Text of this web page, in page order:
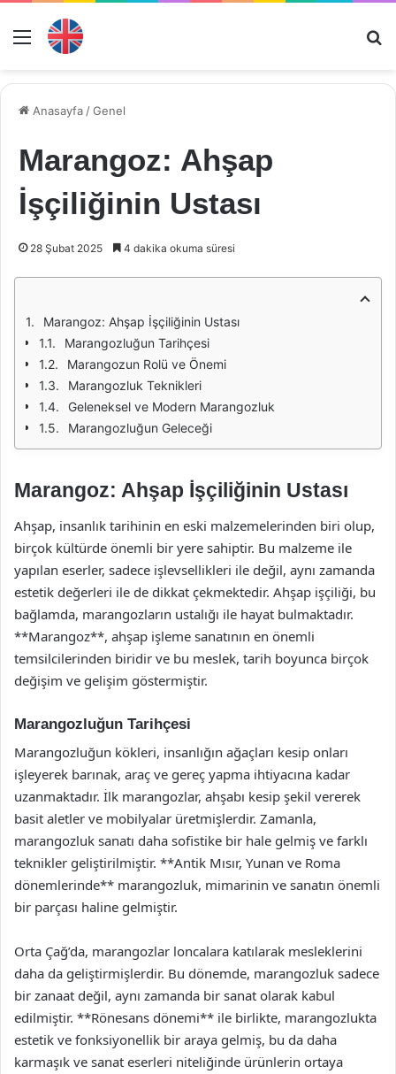
Menü
Anasayfa /Genel
Marangoz: Ahşap
İşçiliğinin Ustası
28 Şubat 2025 4 dakika okuma süresi
Marangoz: Ahşap İşçiliğinin Ustası
Marangozluğun Tarihçesi
Marangozun Rolü ve Önemi
Marangozluk Teknikleri
Geleneksel ve Modern Marangozluk
Marangozluğun Geleceği
Marangoz: Ahşap İşçiliğinin Ustası
Ahşap, insanlık tarihinin en eski malzemelerinden biri olup,
birçok kültürde önemli bir yere sahiptir. Bu malzeme ile
yapılan eserler, sadece işlevsellikleri ile değil, aynı zamanda
estetik değerleri ile de dikkat çekmektedir. Ahşap işçiliği, bu
bağlamda, marangozların ustalığı ile hayat bulmaktadır.
**Marangoz**, ahşap işleme sanatının en önemli
temsilcilerinden biridir ve bu meslek, tarih boyunca birçok
değişim ve gelişim göstermiştir.
Marangozluğun Tarihçesi
Marangozluğun kökleri, insanlığın ağaçları kesip onları
işleyerek barınak, araç ve gereç yapma ihtiyacına kadar
uzanmaktadır. İlk marangozlar, ahşabı kesip şekil vererek
basit aletler ve mobilyalar üretmişlerdir. Zamanla,
marangozluk sanatı daha sofistike bir hale gelmiş ve farklı
teknikler geliştirilmiştir. **Antik Mısır, Yunan ve Roma
dönemlerinde** marangozluk, mimarinin ve sanatın önemli
bir parçası haline gelmiştir.
Orta Çağ’da, marangozlar loncalara katılarak mesleklerini
daha da geliştirmişlerdir. Bu dönemde, marangozluk sadece
bir zanaat değil, aynı zamanda bir sanat olarak kabul
edilmiştir. **Rönesans dönemi** ile birlikte, marangozlukta
estetik ve fonksiyonellik bir araya gelmiş, bu da daha
karmaşık ve sanat eserleri niteliğinde ürünlerin ortaya